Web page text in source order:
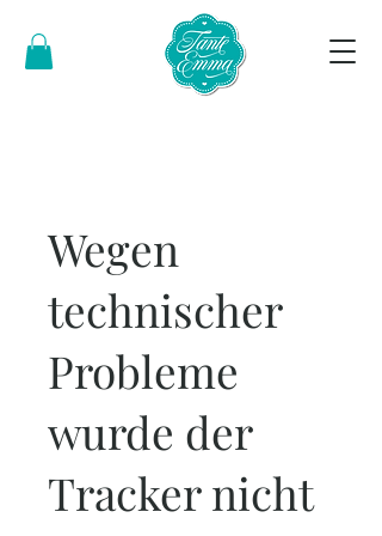
Wegen
technischer
Probleme
wurde der
Tracker nicht